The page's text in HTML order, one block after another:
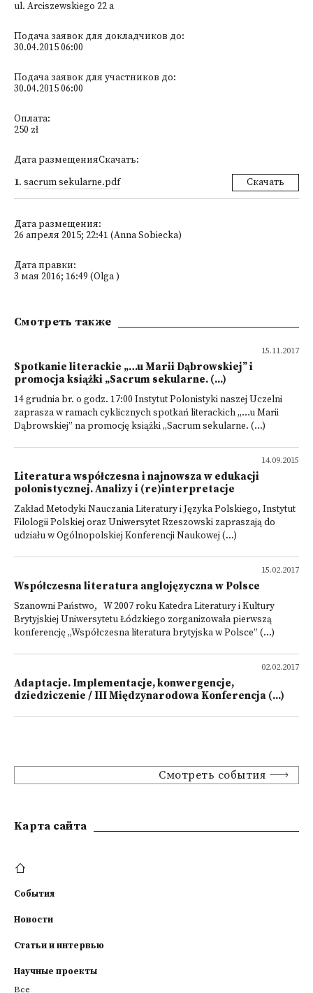
ul. Arciszewskiego 22 a
Подача заявок для докладчиков до:
30.04.2015 06:00
Подача заявок для участников до:
30.04.2015 06:00
Оплата:
250 zł
Дата размещенияСкачать:
1. sacrum sekularne.pdf Скачать
Дата размещения:
26 апреля 2015; 22:41 (Anna Sobiecka)
Дата правки:
3 мая 2016; 16:49 (Olga )
Смотреть также
15.11.2017
Spotkanie literackie „…u Marii Dąbrowskiej” i
promocja książki „Sacrum sekularne. (...)
14 grudnia br. o godz. 17:00 Instytut Polonistyki naszej Uczelni
zaprasza w ramach cyklicznych spotkań literackich „…u Marii
Dąbrowskiej” na promocję książki „Sacrum sekularne. (...)
14.09.2015
Literatura współczesna i najnowsza w edukacji
polonistycznej. Analizy i (re)interpretacje
Zakład Metodyki Nauczania Literatury i Języka Polskiego, Instytut
Filologii Polskiej oraz Uniwersytet Rzeszowski zapraszają do
udziału w Ogólnopolskiej Konferencji Naukowej (...)
15.02.2017
Współczesna literatura anglojęzyczna w Polsce
Szanowni Państwo, W 2007 roku Katedra Literatury i Kultury
Brytyjskiej Uniwersytetu Łódzkiego zorganizowała pierwszą
konferencję „Współczesna literatura brytyjska w Polsce” (...)
02.02.2017
Adaptacje. Implementacje, konwergencje,
dziedziczenie / III Międzynarodowa Konferencja (...)
Смотреть события
Kарта сайта
События
Новости
Статьи и интервью
Научные проекты
Все